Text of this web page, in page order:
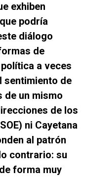
exhiben
podría
diálogo
de
a veces
sentimiento de
de un mismo
de los
ni Cayetana
al patrón
contrario: su
forma muy